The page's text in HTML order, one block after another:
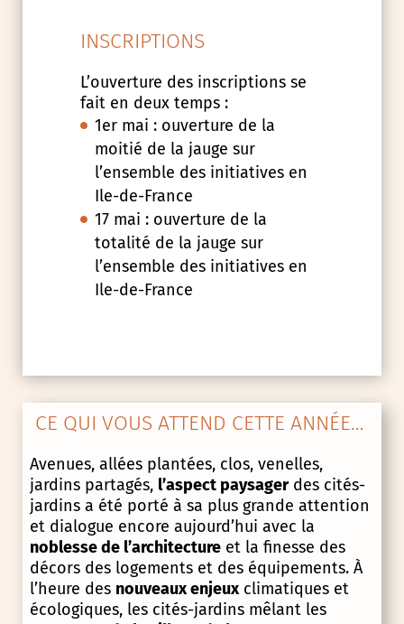
INSCRIPTIONS
L’ouverture des inscriptions se
fait en deux temps :
1er mai : ouverture de la
moitié de la jauge sur
l’ensemble des initiatives en
Ile-de-France
17 mai : ouverture de la
totalité de la jauge sur
l’ensemble des initiatives en
Ile-de-France
CE QUI VOUS ATTEND CETTE ANNÉE…
Avenues, allées plantées, clos, venelles,
jardins partagés, l’aspect paysagerdes cités-
jardins a été porté à sa plus grande attention
et dialogue encore aujourd’hui avec la
noblesse de l’architectureet la finesse des
décors des logements et des équipements. À
l’heure des nouveaux enjeuxclimatiques et
écologiques, les cités-jardins mêlant les